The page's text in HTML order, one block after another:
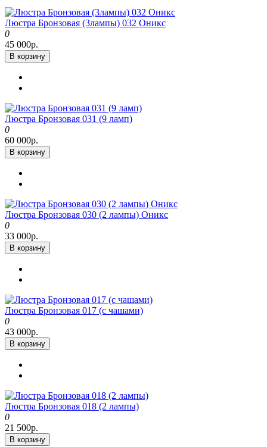
Люстра Бронзовая (3лампы) 032 Оникс
0
45 000р.
В корзину
Люстра Бронзовая 031 (9 ламп)
0
60 000р.
В корзину
Люстра Бронзовая 030 (2 лампы) Оникс
0
33 000р.
В корзину
Люстра Бронзовая 017 (с чашами)
0
43 000р.
В корзину
Люстра Бронзовая 018 (2 лампы)
0
21 500р.
В корзину